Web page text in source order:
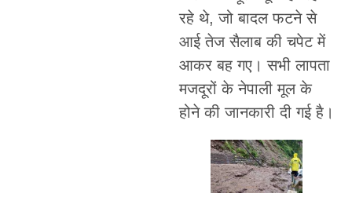
रहे थे, जो बादल फटने से
आई तेज सैलाब की चपेट में
आकर बह गए। सभी लापता
मजदूरों के नेपाली मूल के
होने की जानकारी दी गई है।